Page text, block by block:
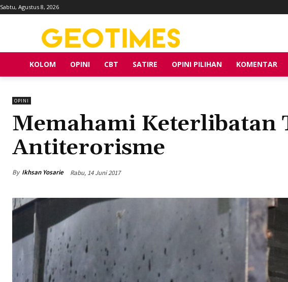
Sabtu, Agustus 8, 2026
KOLOM OPINI CBT SATIRE OPINI PILIHAN KOMENTAR
OPINI
Memahami Keterlibatan
Antiterorisme
By Ikhsan Yosarie Rabu, 14 Juni 2017